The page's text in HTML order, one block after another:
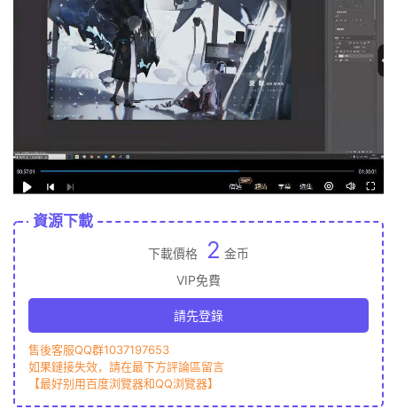
資源下載
下載價格 2 金币
VIP免費
請先登錄
售後客服QQ群1037197653
如果鏈接失效，請在最下方評論區留言
【最好别用百度浏覽器和QQ浏覽器】